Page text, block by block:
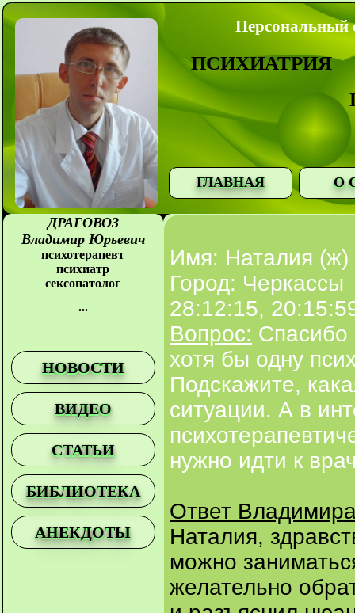
Персональный
ПСИХИАТРИЯ
ГЛАВНАЯ О
ДРАГОВОЗ
Владимир Юрьевич
психотерапевт
психиатр
сексопатолог
...
НОВОСТИ
ВИДЕО
СТАТЬИ
БИБЛИОТЕКА
АНЕКДОТЫ
Имя: Наталия (ж)
Город: Черкассы
28:12:15,
Вопрос: Спасибо
хотя бы одну
Подскажите,
ситуации. А в
нужно идти к
Ответ
Наталия,
можно
желательно